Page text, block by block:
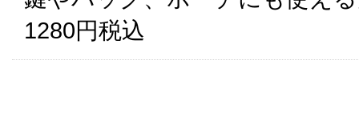
1280円税込